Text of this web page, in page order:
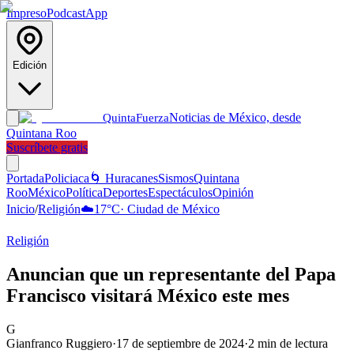
ImpresoPodcastApp
Edición
QuintaFuerzaNoticias de México, desde
Quintana Roo
Suscríbete gratis
PortadaPoliciaca 🌀 HuracanesSismosQuintana
RooMéxicoPolíticaDeportesEspectáculosOpinión
Inicio/Religión☁️17°C· Ciudad de México
Religión
Anuncian que un representante del Papa
Francisco visitará México este mes
G
Gianfranco Ruggiero·17 de septiembre de 2024·2 min de lectura